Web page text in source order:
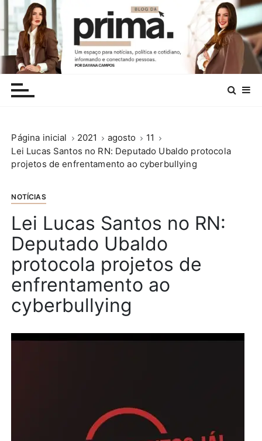
Página inicial 2021 agosto
11
Lei Lucas Santos no RN: Deputado Ubaldo protocola
projetos de enfrentamento ao cyberbullying
NOTÍCIAS
Lei Lucas Santos no RN:
Deputado Ubaldo
protocola projetos de
enfrentamento ao
cyberbullying